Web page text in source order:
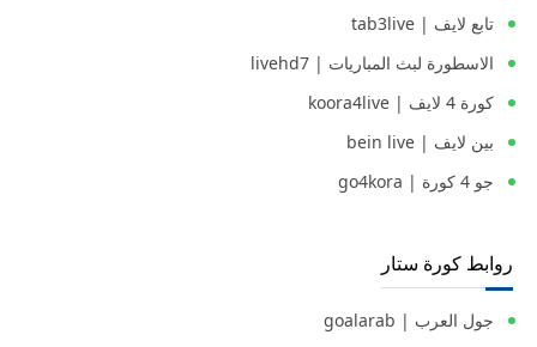
تابع لايف | tab3live
الاسطورة لبث المباريات | livehd7
كورة 4 لايف | koora4live
بين لايف | bein live
جو 4 كورة | go4kora
روابط كورة ستار
جول العرب | goalarab